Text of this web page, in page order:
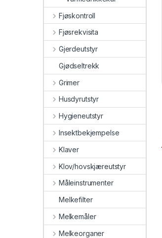
Fjøskontroll
Fjøsrekvisita
Gjerdeutstyr
Gjødseltrekk
Grimer
Husdyrutstyr
Hygieneutstyr
Insektbekjempelse
Klaver
Klov/hovskjæreutstyr
Måleinstrumenter
Melkefilter
Melkemåler
Melkeorganer